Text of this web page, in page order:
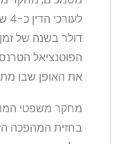
דולר בשנה של
הפוטנציאל
את האופן שבו
מחקר משפטי
בחזית המהפכה